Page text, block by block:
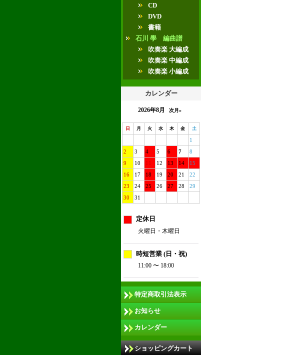
CD
DVD
書籍
石川 學 編曲譜
吹奏楽 大編成
吹奏楽 中編成
吹奏楽 小編成
カレンダー
2026年8月 次月»
日 月 火 水 木 金 土
1
2
3 4 5 6 7
8
9
10 11 12 13 14
15
16
17 18 19 20 21
22
23
24 25 26 27 28
29
30
31
定休日
火曜日・木曜日
時短営業 (日・祝)
11:00 〜 18:00
特定商取引法表示
お知らせ
カレンダー
ショッピングカート